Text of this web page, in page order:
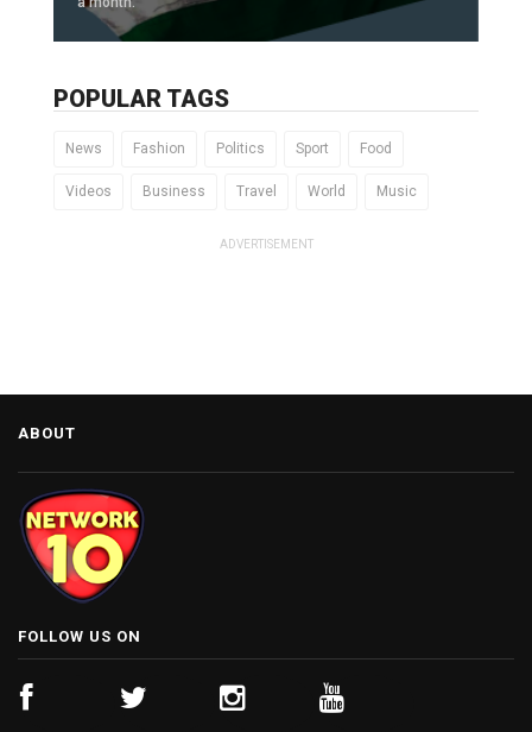
POPULAR TAGS
News Fashion Politics Sport Food
Videos Business Travel World Music
ADVERTISEMENT
ABOUT
FOLLOW US ON